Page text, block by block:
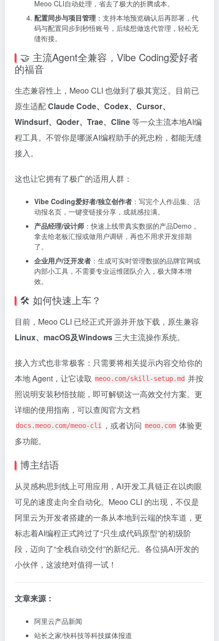
Meoo CLI自动处理，省去了极大的折腾成本。
配置同步与项目管理 ：支持本地预览确认后再部署，代
码与配置同步到秒悟账号，后续想做迭代管理，轻松无
缝衔接。
🤝 主流Agent全兼容，Vibe Coding爱好者
的福音
生态兼容性上，Meoo CLI 也做到了极其宽泛。目前已
原生适配Claude Code、Codex、Cursor、
Windsurf、Qoder、Trae、Cline 等一众主流本地AI编
程工具。不管你是哪派AI编程助手的死忠粉，都能无缝
接入。
这也让它拥有了极广的适用人群：
Vibe Coding爱好者/独立创作者 ：写完个人作品集、活
动报名页，一键变链接分享，成就感拉满。
产品经理/设计师 ：快速上线带真实数据的产品Demo，
拿去给老板汇报或做用户调研，再也不用求开发排期
了。
企业用户/泛开发者 ：生成可实时管理数据的品牌官网或
内部小工具，不需要专业运维团队介入，极大降本增
效。
🛠️ 如何快速上车？
目前，Meoo CLI 已经正式开源并开放下载，原生兼容
Linux、macOS及Windows三大主流操作系统。
接入方式也非常极客：只需要将相关提示内容交给你的
本地 Agent，让它读取 meoo.com/skill-setup.md 并按
照说明安装秒悟技能，即可解锁这一高效交付方案。更
详细的使用指南，可以查阅官方文档
docs.meoo.com/meoo-cli ，或者访问 meoo.com 体验更
多功能。
博主结语
从灵感构思到线上可用应用，AI开发工具链正在以肉眼
可见的速度走向全自动化。Meoo CLI 的出现，不仅是
阿里云为开发者搭建的一条从本地到云端的快车道，更
标志着AI编程正式跨过了“只生成代码原型”的初级阶
段，迈向了“全栈自动交付”的新纪元。各位搞AI开发的
小伙伴，这波绝对值得一试！
文章来源：
阿里云产品新闻
站长之家/快科技等科技媒体报道